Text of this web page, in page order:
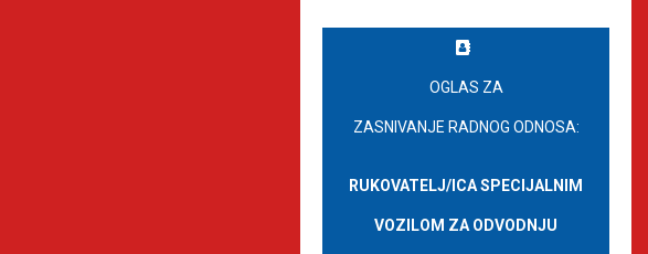
OGLAS ZA
ZASNIVANJE RADNOG ODNOSA:
RUKOVATELJ/ICA SPECIJALNIM
VOZILOM ZA ODVODNJU